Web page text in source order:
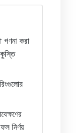
গণনা করা
কুস্তি
নির্ণয়